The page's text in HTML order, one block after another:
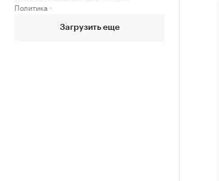
Политика
Загрузить еще